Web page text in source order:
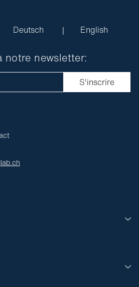
Deutsch English
notre newsletter:
S'inscrire